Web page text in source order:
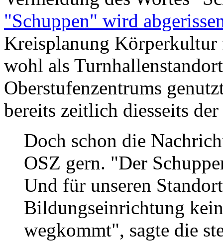
"Schuppen" wird
Kreisplanung
wohl als
Oberstufenzentrums
bereits zeitlich diesseits
Doch schon die
OSZ gern. "Der
Und für unseren
Bildungseinrichtung
wegkommt", sagte die